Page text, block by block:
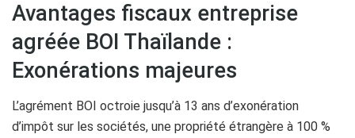
Avantages fiscaux entreprise
agréée BOI Thaïlande :
Exonérations majeures
L’agrément BOI octroie jusqu’à 13 ans d’exonération
d’impôt sur les sociétés, une propriété étrangère à 100 %